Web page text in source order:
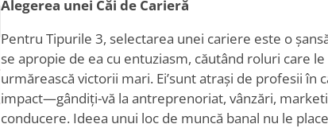
Alegerea unei Căi de Carieră
Pentru Tipurile 3, selectarea unei cariere este o
se apropie de ea cu entuziasm, căutând roluri care
urmărească victorii mari. Ei’sunt atrași de profesii în
impact—gândiți-vă la antreprenoriat, vânzări,
conducere. Ideea unui loc de muncă banal nu le